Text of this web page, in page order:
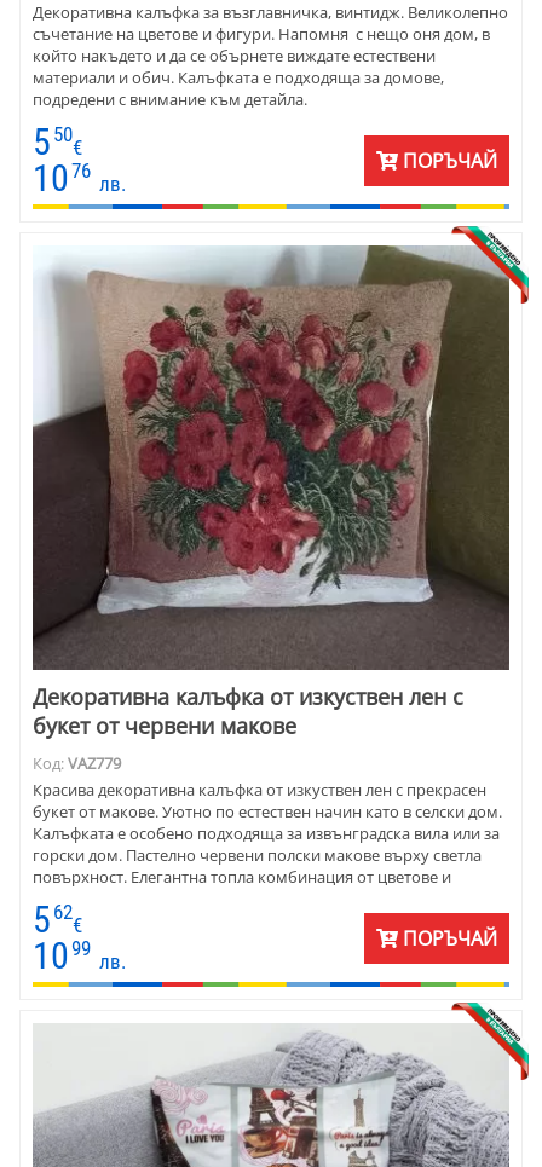
Декоративна калъфка за възглавничка, винтидж. Великолепно
съчетание на цветове и фигури. Напомня с нещо оня дом, в
който накъдето и да се обърнете виждате естествени
материали и обич. Калъфката е подходяща за домове,
подредени с внимание към детайла.
5 50
€
1076
лв.
ПОРЪЧАЙ
Декоративна калъфка от изкуствен лен с
букет от червени макове
Код:VAZ779
Красива декоративна калъфка от изкуствен лен с прекрасен
букет от макове. Уютно по естествен начин като в селски дом.
Калъфката е особено подходяща за извънградска вила или за
горски дом. Пастелно червени полски макове върху светла
повърхност. Елегантна топла комбинация от цветове и
5 62
€
1099
лв.
ПОРЪЧАЙ